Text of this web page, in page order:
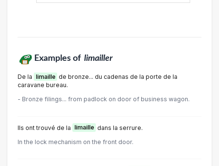
Examples of limailler
De la limaille de bronze... du cadenas de la porte de la
caravane bureau.
- Bronze filings... from padlock on door of business wagon.
Ils ont trouvé de la limaille dans la serrure.
In the lock mechanism on the front door.